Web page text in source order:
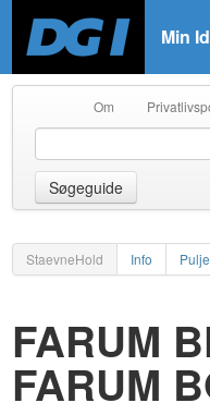
Min
Om
Søgeguide
StaevneHold Info
FARUM
FARUM